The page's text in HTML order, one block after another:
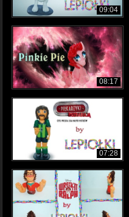
09:04
08:17
07:28